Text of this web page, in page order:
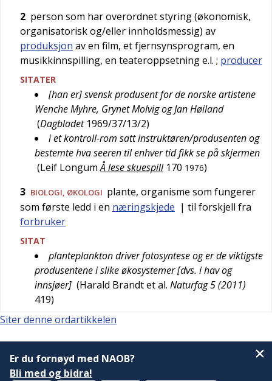
2 person som har overordnet styring (økonomisk,
organisatorisk og/eller innholdsmessig) av
produksjon av en film, et fjernsynsprogram, en
musikkinnspilling, en teateroppsetning e.l. ; producer
SITATER
[han er] svensk produsent for de norske artistene
Wenche Myhre, Grynet Molvig og Jan Høiland
(Dagbladet 1969/37/13/2)
i et kontroll-rom satt instruktøren/produsenten og
bestemte hva seeren til enhver tid fikk se på skjermen
(Leif Longum Å lese skuespill 170 1976)
3 BIOLOGI, ØKOLOGI plante, organisme som fungerer
som første ledd i en næringskjede | til forskjell fra
forbruker
SITAT
planteplankton driver fotosyntese og er de viktigste
produsentene i slike økosystemer [dvs. i hav og
innsjøer] (Harald Brandt et al. Naturfag 5 (2011)
419)
Siter denne ordartikkelen
Er du fornøyd med NAOB?
Bli med og bidra!